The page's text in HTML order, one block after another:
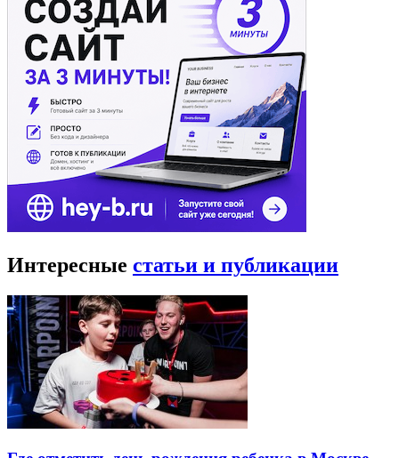
Интересные статьи и публикации